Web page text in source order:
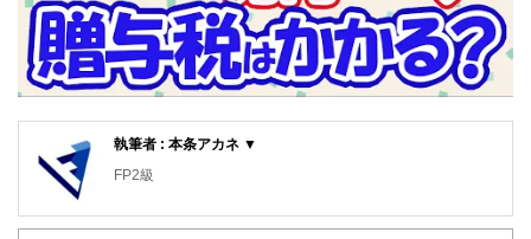
執筆者 : 本条アカネ ▼
FP2級